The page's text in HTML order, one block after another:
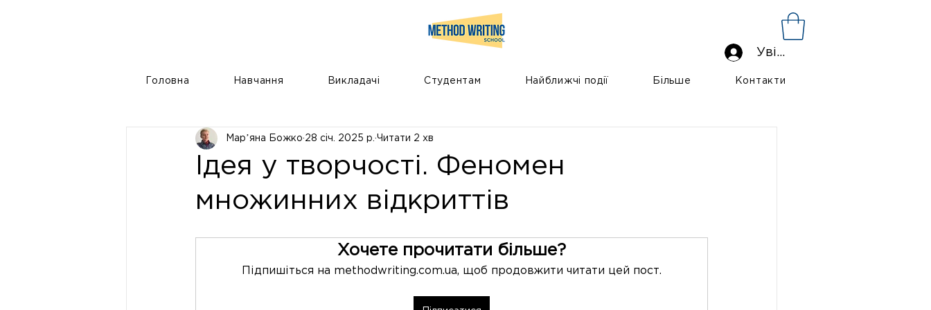
Головна Навчання Викладачі Студентам Найближчі події Більше Контакти
Увійти
Ідея у творчості. Феномен
множинних відкриттів
Марʼяна Божко 28 січ. 2025 р. Читати 2 хв
Хочете прочитати більше?
Підпишіться на methodwriting.com.ua, щоб продовжити читати цей пост.